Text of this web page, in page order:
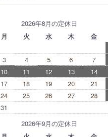
2026年8月の定休日
月 火 水 木 金
3 4 5 6
7
10 11 12 13
14
17 18 19 20
21
24 25 26 27
28
31
2026年9月の定休日